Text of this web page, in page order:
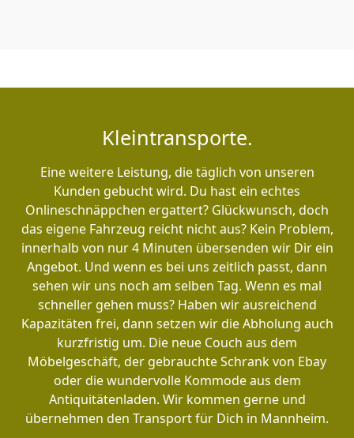
Kleintransporte.
Eine weitere Leistung, die täglich von unseren
Kunden gebucht wird. Du hast ein echtes
Onlineschnäppchen ergattert? Glückwunsch, doch
das eigene Fahrzeug reicht nicht aus? Kein Problem,
innerhalb von nur 4 Minuten übersenden wir Dir ein
Angebot. Und wenn es bei uns zeitlich passt, dann
sehen wir uns noch am selben Tag. Wenn es mal
schneller gehen muss? Haben wir ausreichend
Kapazitäten frei, dann setzen wir die Abholung auch
kurzfristig um. Die neue Couch aus dem
Möbelgeschäft, der gebrauchte Schrank von Ebay
oder die wundervolle Kommode aus dem
Antiquitätenladen. Wir kommen gerne und
übernehmen den Transport für Dich in Mannheim.